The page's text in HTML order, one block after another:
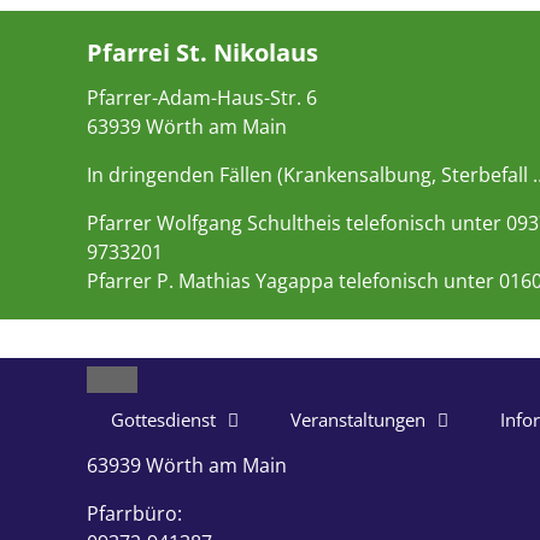
Pfarrei St. Nikolaus
Pfarrer-Adam-Haus-Str. 6
63939 Wörth am Main
In dringenden Fällen (Krankensalbung, Sterbefall
Pfarrer Wolfgang Schultheis telefonisch unter
9733201
Pfarrer P. Mathias Yagappa telefonisch unter
Close
Gottesdienst
Veranstaltungen
63939 Wörth am Main
Pfarrbüro: